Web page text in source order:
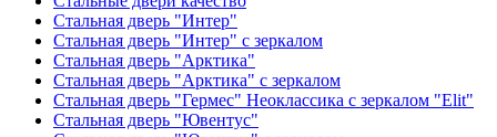
Стальная дверь "Интер"
Стальная дверь "Интер" с зеркалом
Стальная дверь "Арктика"
Стальная дверь "Арктика" с зеркалом
Стальная дверь "Гермес" Неоклассика с зеркалом "Elit"
Стальная дверь "Ювентус"